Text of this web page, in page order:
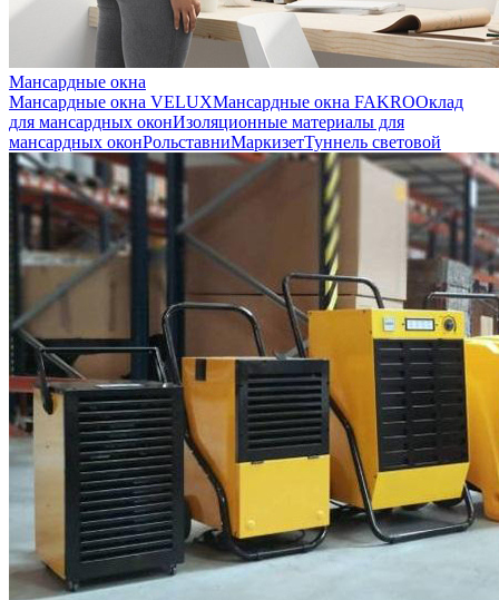
Мансардные окна
Мансардные окна VELUXМансардные окна FAKROОклад
для мансардных оконИзоляционные материалы для
мансардных оконРольставниМаркизетТуннель световой